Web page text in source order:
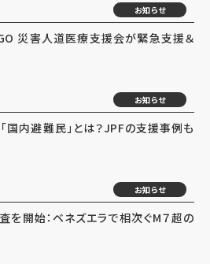
お知らせ
災害人道医療支援会が緊急支援＆
お知らせ
国内避難民」とは？JPFの支援事例も
お知らせ
を開始：ベネズエラで相次ぐM７超の